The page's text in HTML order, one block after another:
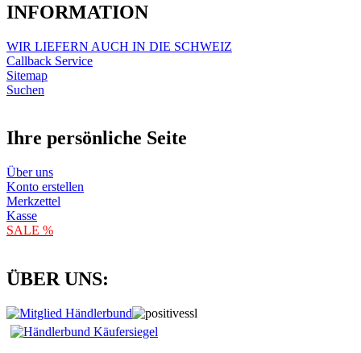
INFORMATION
WIR LIEFERN AUCH IN DIE SCHWEIZ
Callback Service
Sitemap
Suchen
Ihre persönliche Seite
Über uns
Konto erstellen
Merkzettel
Kasse
SALE %
ÜBER UNS: